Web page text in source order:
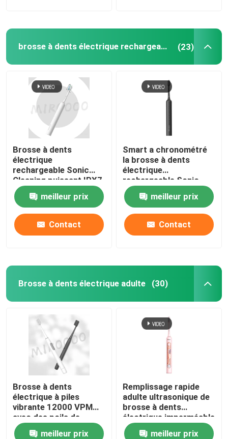
brosse à dents électrique rechargeable (23)
Brosse à dents
électrique
rechargeable Sonic
Cleaning puissant IPX7
de 4 modes
imperméablemeilleur prix
Contact
Smart a chronométré
la brosse à dents
électrique
rechargeable Sonic
Wireless Charging
Waterproofmeilleur prix
Contact
Brosse à dents électrique adulte (30)
Brosse à dents
électrique à piles
vibrante 12000 VPM
avec des poils de
Dupont
meilleur prix
Remplissage rapide
adulte ultrasonique de
brosse à dents
électrique imperméable
de 4 modes
meilleur prix